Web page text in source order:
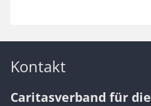
Kontakt
Caritasverband für